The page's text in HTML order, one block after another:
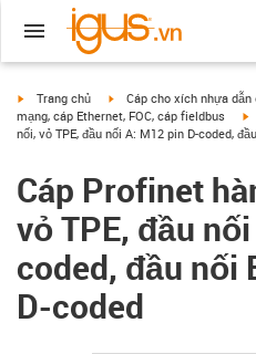
igus-icon-arrow-right
Trang chủ igus-icon-arrow-right
Cáp cho xích nhựa dẫn
mạng, cáp Ethernet, FOC, cáp fieldbus
nối, vỏ TPE, đầu nối A: M12 pin D-coded,
Cáp Profinet
vỏ TPE, đầu
coded, đầu nối
D-coded